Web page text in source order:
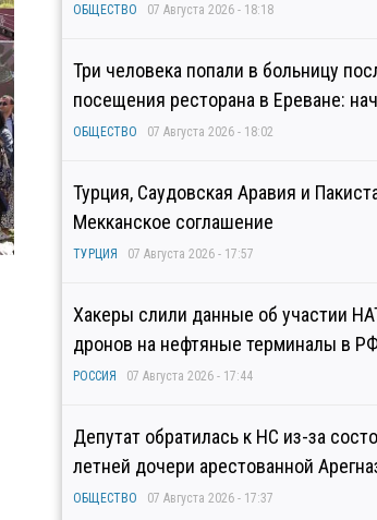
ОБЩЕСТВО 07 Августа 2026 - 18:18
Три человека попали в больницу
посещения ресторана в Ереване:
ОБЩЕСТВО 07 Августа 2026 - 18:02
Турция, Саудовская Аравия и
Мекканское соглашение
ТУРЦИЯ 07 Августа 2026 - 17:57
Хакеры слили данные об участии
дронов на нефтяные терминалы в
РОССИЯ 07 Августа 2026 - 17:44
Депутат обратилась к НС из-за
летней дочери арестованной
ОБЩЕСТВО 07 Августа 2026 - 17:37